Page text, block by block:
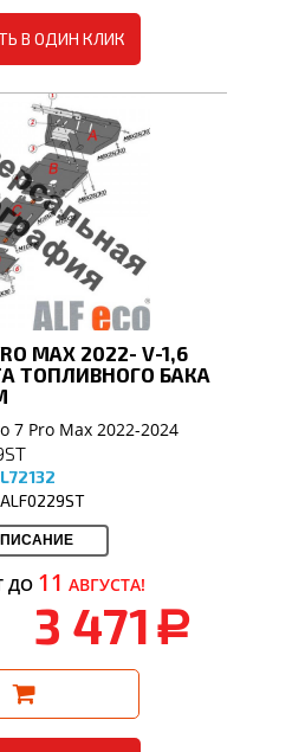
В ОДИН КЛИК
MAX 2022- V-1,6
ТОПЛИВНОГО БАКА
7 Pro Max 2022-2024
ALF0229ST
ДО 11 АВГУСТА!
3 471 a